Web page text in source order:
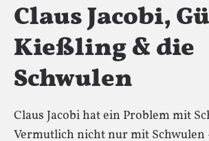
Claus Jacobi,
Kießling & die
Schwulen
Claus Jacobi hat ein Problem mit
Vermutlich nicht nur mit